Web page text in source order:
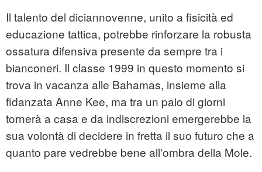
Il talento del diciannovenne, unito a fisicità ed
educazione tattica, potrebbe rinforzare la robusta
ossatura difensiva presente da sempre tra i
bianconeri. Il classe 1999 in questo momento si
trova in vacanza alle Bahamas, insieme alla
fidanzata Anne Kee, ma tra un paio di giorni
tornerà a casa e da indiscrezioni emergerebbe la
sua volontà di decidere in fretta il suo futuro che a
quanto pare vedrebbe bene all'ombra della Mole.